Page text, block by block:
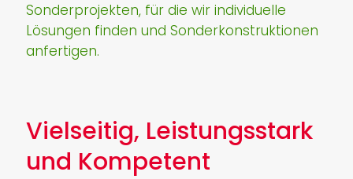
Sonderprojekten, für die wir individuelle
Lösungen finden und Sonderkonstruktionen
anfertigen.
Vielseitig, Leistungsstark
und Kompetent